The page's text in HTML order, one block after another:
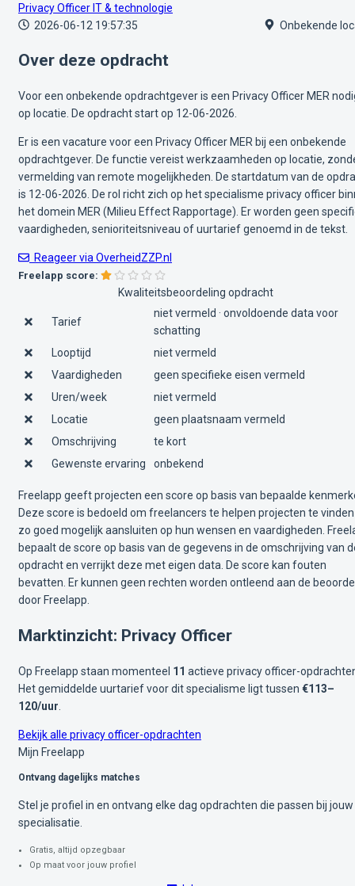
Privacy OfficerIT & technologie
2026-06-12 19:57:35
Onbekende
Over deze opdracht
Voor een onbekende opdrachtgever is een Privacy Officer MER
op locatie. De opdracht start op 12-06-2026.
Er is een vacature voor een Privacy Officer MER bij een onbekende
opdrachtgever. De functie vereist werkzaamheden op locatie,
vermelding van remote mogelijkheden. De startdatum van de
is 12-06-2026. De rol richt zich op het specialisme privacy officer
het domein MER (Milieu Effect Rapportage). Er worden geen
vaardigheden, senioriteitsniveau of uurtarief genoemd in de tekst.
Reageer via OverheidZZP.nl
Freelapp score:
Kwaliteitsbeoordeling opdracht
Tarief
niet vermeld · onvoldoende data voor
schatting
Looptijd
niet vermeld
Vaardigheden
geen specifieke eisen vermeld
Uren/week
niet vermeld
Locatie
geen plaatsnaam vermeld
Omschrijving
te kort
Gewenste ervaring
onbekend
Freelapp geeft projecten een score op basis van bepaalde
Deze score is bedoeld om freelancers te helpen projecten te
zo goed mogelijk aansluiten op hun wensen en vaardigheden.
bepaalt de score op basis van de gegevens in de omschrijving van
opdracht en verrijkt deze met eigen data. De score kan fouten
bevatten. Er kunnen geen rechten worden ontleend aan de
door Freelapp.
Marktinzicht: Privacy Officer
Op Freelapp staan momenteel 11 actieve privacy officer-
Het gemiddelde uurtarief voor dit specialisme ligt tussen €113–
120/uur
Bekijk alle privacy officer-opdrachten
Mijn Freelapp
Ontvang dagelijks matches
Stel je profiel in en ontvang elke dag opdrachten die passen bij jouw
specialisatie.
Gratis, altijd opzegbaar
Op maat voor jouw profiel